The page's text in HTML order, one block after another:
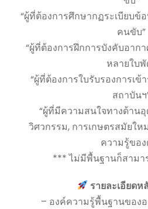
“ผู้ที่ต้องการศึกษากฏระเบียบข้
คนขับ”
“ผู้ที่ต้องการฝึกการบังคับอาก
หลายใบพั
“ผู้ที่ต้องการใบรับรองการเ
สถาบันฯ
“ผู้ที่มีความสนใจทางด้าน
วิศวกรรม, การเกษตรสมัยใ
ความรู้ของ
*** ไม่มีพื้นฐานก็สามา
รายละเอียดห
– องค์ความรู้พื้นฐานของ